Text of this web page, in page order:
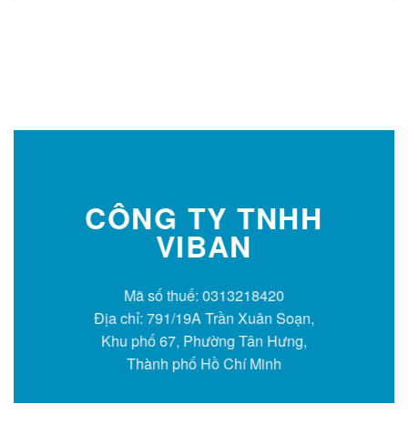
CÔNG TY TNHH
VIBAN
Mã số thuế: 0313218420
Địa chỉ: 791/19A Trần Xuân Soạn,
Khu phố 67, Phường Tân Hưng,
Thành phố Hồ Chí Minh